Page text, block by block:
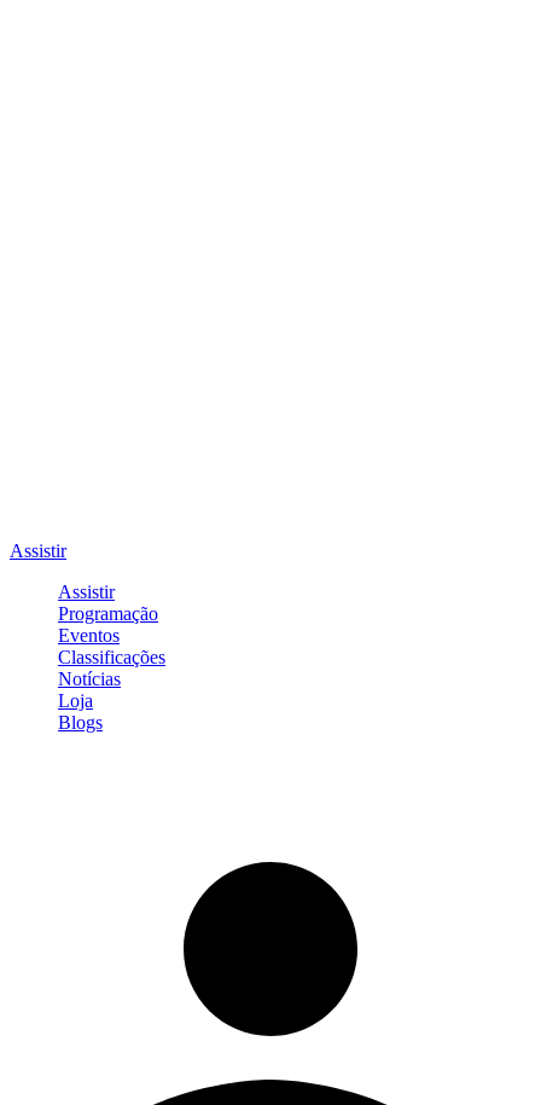
Assistir
Assistir
Programação
Eventos
Classificações
Notícias
Loja
Blogs